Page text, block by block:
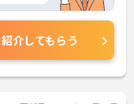
され
ますの
紹介してもらう